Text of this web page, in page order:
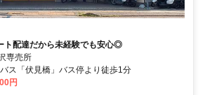
ト配達だから未経験でも安心◎
専売所
ス「伏見橋」バス停より徒歩1分
円